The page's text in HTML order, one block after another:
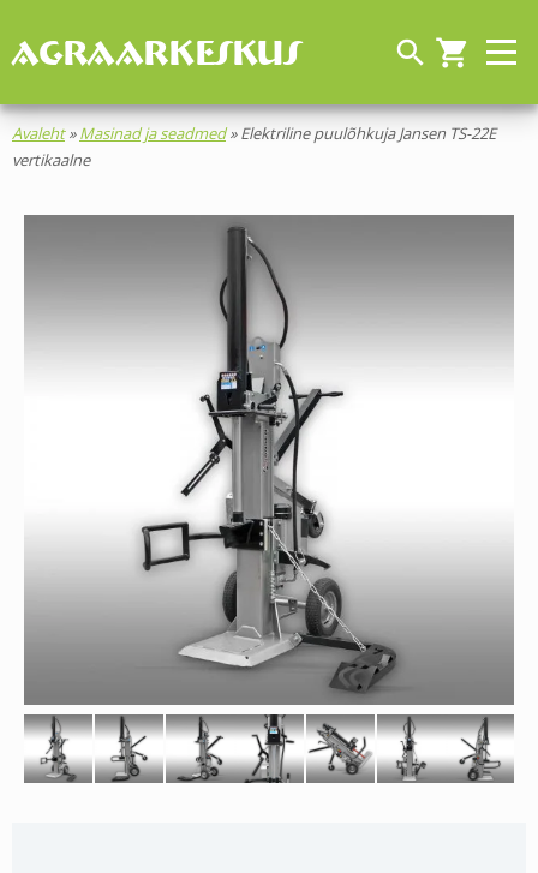
AGRAARKESKUS search shopping_cart
Avaleht»Masinad ja seadmed»Elektriline puulõhkuja Jansen TS-22E
vertikaalne